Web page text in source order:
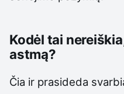
Kodėl tai
astmą?
Čia ir prasideda